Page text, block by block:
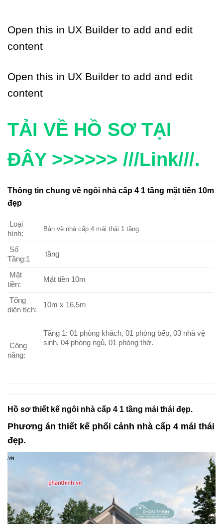
Open this in UX Builder to add and edit
content
Open this in UX Builder to add and edit
content
TẢI VỀ HỒ SƠ TẠI
ĐÂY >>>>>> ///Link///.
Thông tin chung về ngôi nhà cấp 4 1 tầng mặt tiền 10m
đẹp
Loại
hình:
Bản vẽ nhà cấp 4 mái thái 1 tầng.
Số
Tầng:1
tầng
Mặt
tiền:
Mặt tiền 10m
Tổng
diện tích:
10m x 16,5m
Công
năng:
Tầng 1: 01 phòng khách, 01 phòng bếp, 03 nhà vệ
sinh, 04 phòng ngủ, 01 phòng thờ.
Hồ sơ thiết kế ngôi nhà cấp 4 1 tầng mái thái đẹp.
Phương án thiết kế phối cảnh nhà cấp 4 mái thái
đẹp.